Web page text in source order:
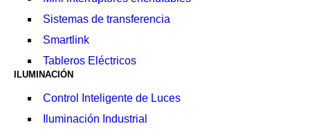
Sistemas de transferencia
Smartlink
Tableros Eléctricos
ILUMINACIÓN
Control Inteligente de Luces
Iluminación Industrial